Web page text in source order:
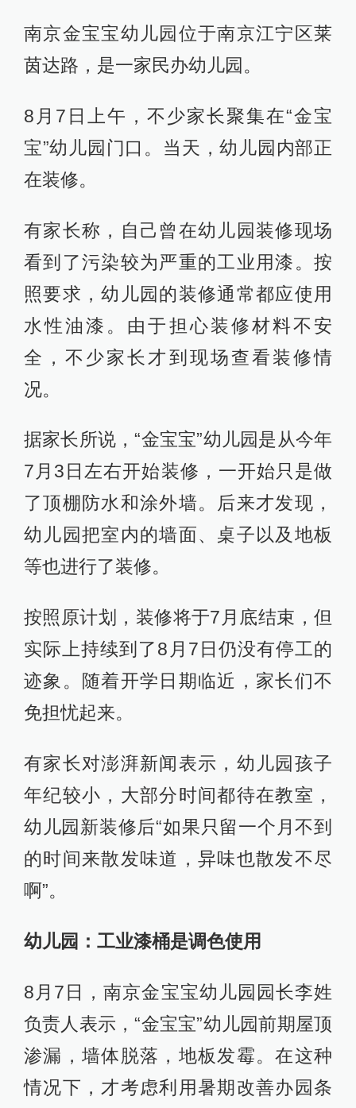
南京金宝宝幼儿园位于南京江宁区莱
茵达路，是一家民办幼儿园。
8月7日上午，不少家长聚集在“金宝
宝”幼儿园门口。当天，幼儿园内部正
在装修。
有家长称，自己曾在幼儿园装修现场
看到了污染较为严重的工业用漆。按
照要求，幼儿园的装修通常都应使用
水性油漆。由于担心装修材料不安
全，不少家长才到现场查看装修情
况。
据家长所说，“金宝宝”幼儿园是从今年
7月3日左右开始装修，一开始只是做
了顶棚防水和涂外墙。后来才发现，
幼儿园把室内的墙面、桌子以及地板
等也进行了装修。
按照原计划，装修将于7月底结束，但
实际上持续到了8月7日仍没有停工的
迹象。随着开学日期临近，家长们不
免担忧起来。
有家长对澎湃新闻表示，幼儿园孩子
年纪较小，大部分时间都待在教室，
幼儿园新装修后“如果只留一个月不到
的时间来散发味道，异味也散发不尽
啊”。
幼儿园：工业漆桶是调色使用
8月7日，南京金宝宝幼儿园园长李姓
负责人表示，“金宝宝”幼儿园前期屋顶
渗漏，墙体脱落，地板发霉。在这种
情况下，才考虑利用暑期改善办园条